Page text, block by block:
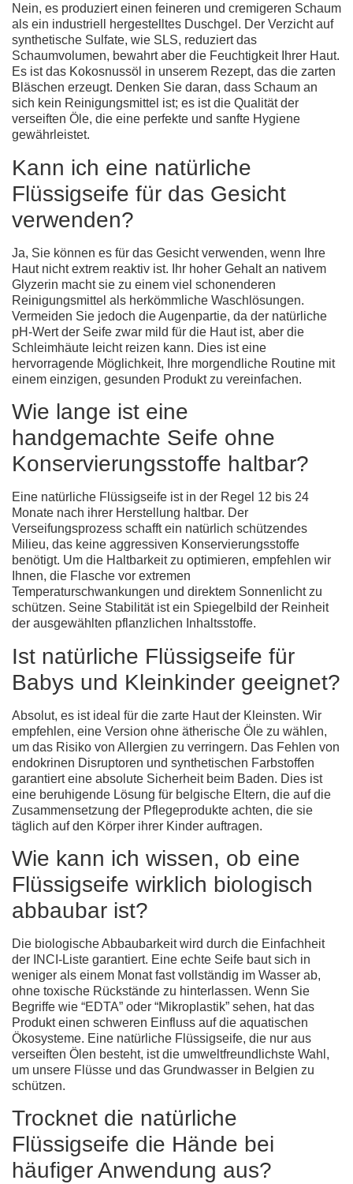
Nein, es produziert einen feineren und cremigeren Schaum
als ein industriell hergestelltes Duschgel. Der Verzicht auf
synthetische Sulfate, wie SLS, reduziert das
Schaumvolumen, bewahrt aber die Feuchtigkeit Ihrer Haut.
Es ist das Kokosnussöl in unserem Rezept, das die zarten
Bläschen erzeugt. Denken Sie daran, dass Schaum an
sich kein Reinigungsmittel ist; es ist die Qualität der
verseiften Öle, die eine perfekte und sanfte Hygiene
gewährleistet.
Kann ich eine natürliche
Flüssigseife für das Gesicht
verwenden?
Ja, Sie können es für das Gesicht verwenden, wenn Ihre
Haut nicht extrem reaktiv ist. Ihr hoher Gehalt an nativem
Glyzerin macht sie zu einem viel schonenderen
Reinigungsmittel als herkömmliche Waschlösungen.
Vermeiden Sie jedoch die Augenpartie, da der natürliche
pH-Wert der Seife zwar mild für die Haut ist, aber die
Schleimhäute leicht reizen kann. Dies ist eine
hervorragende Möglichkeit, Ihre morgendliche Routine mit
einem einzigen, gesunden Produkt zu vereinfachen.
Wie lange ist eine
handgemachte Seife ohne
Konservierungsstoffe haltbar?
Eine natürliche Flüssigseife ist in der Regel 12 bis 24
Monate nach ihrer Herstellung haltbar. Der
Verseifungsprozess schafft ein natürlich schützendes
Milieu, das keine aggressiven Konservierungsstoffe
benötigt. Um die Haltbarkeit zu optimieren, empfehlen wir
Ihnen, die Flasche vor extremen
Temperaturschwankungen und direktem Sonnenlicht zu
schützen. Seine Stabilität ist ein Spiegelbild der Reinheit
der ausgewählten pflanzlichen Inhaltsstoffe.
Ist natürliche Flüssigseife für
Babys und Kleinkinder geeignet?
Absolut, es ist ideal für die zarte Haut der Kleinsten. Wir
empfehlen, eine Version ohne ätherische Öle zu wählen,
um das Risiko von Allergien zu verringern. Das Fehlen von
endokrinen Disruptoren und synthetischen Farbstoffen
garantiert eine absolute Sicherheit beim Baden. Dies ist
eine beruhigende Lösung für belgische Eltern, die auf die
Zusammensetzung der Pflegeprodukte achten, die sie
täglich auf den Körper ihrer Kinder auftragen.
Wie kann ich wissen, ob eine
Flüssigseife wirklich biologisch
abbaubar ist?
Die biologische Abbaubarkeit wird durch die Einfachheit
der INCI-Liste garantiert. Eine echte Seife baut sich in
weniger als einem Monat fast vollständig im Wasser ab,
ohne toxische Rückstände zu hinterlassen. Wenn Sie
Begriffe wie “EDTA” oder “Mikroplastik” sehen, hat das
Produkt einen schweren Einfluss auf die aquatischen
Ökosysteme. Eine natürliche Flüssigseife, die nur aus
verseiften Ölen besteht, ist die umweltfreundlichste Wahl,
um unsere Flüsse und das Grundwasser in Belgien zu
schützen.
Trocknet die natürliche
Flüssigseife die Hände bei
häufiger Anwendung aus?